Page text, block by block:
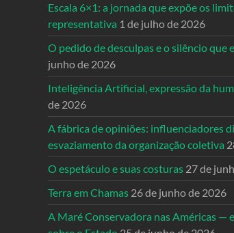
Escala 6×1: a jornada que expõe os
representativa 1 de julho de 2026
O pedido de desculpas e o silêncio que
junho de 2026
Inteligência Artificial, expressão da
de 2026
A fábrica de opiniões: influenciadores
esvaziamento da organização coletiva
O espetáculo e suas costuras 27 de
Terra em Chamas 26 de junho de 2026
A Maré Conservadora nas Américas —